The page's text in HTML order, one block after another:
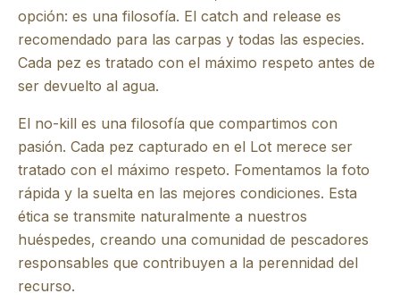
opción: es una filosofía. El catch and release es
recomendado para las carpas y todas las especies.
Cada pez es tratado con el máximo respeto antes de
ser devuelto al agua.
El no-kill es una filosofía que compartimos con
pasión. Cada pez capturado en el Lot merece ser
tratado con el máximo respeto. Fomentamos la foto
rápida y la suelta en las mejores condiciones. Esta
ética se transmite naturalmente a nuestros
huéspedes, creando una comunidad de pescadores
responsables que contribuyen a la perennidad del
recurso.